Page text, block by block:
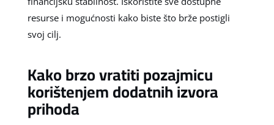
resurse i mogućnosti kako biste što brže postigli
svoj cilj.
Kako brzo vratiti pozajmicu
korištenjem dodatnih izvora
prihoda